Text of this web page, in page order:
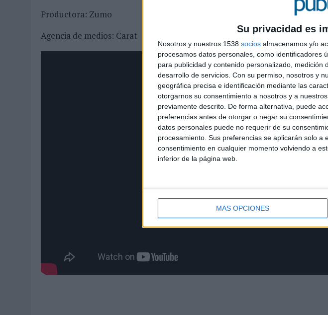
Su privacidad es
Nosotros y nuestros 1538 socios almacenamos y/o
procesamos datos personales, como identificadores
para publicidad y contenido personalizado,
desarrollo de servicios. Con su permiso, nosotros y
geográfica precisa e identificación mediante las
otorgarnos su consentimiento a nosotros y a
previamente descrito. De forma alternativa, puede
preferencias antes de otorgar o negar su
datos personales puede no requerir de su
procesamiento. Sus preferencias se aplicarán solo
consentimiento en cualquier momento volviendo a
inferior de la página web.
MÁS OPCIONES
Productora: Zumo
Agencia de medios: Carat